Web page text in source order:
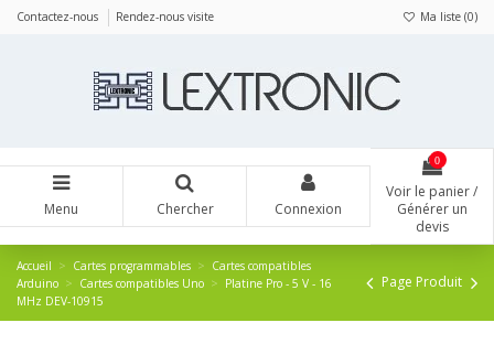
Contactez-nous Rendez-nous visite Ma liste (0)
Menu Chercher Connexion
0
Voir le panier /
Générer un
devis
Accueil Cartes programmables
Cartes compatibles
Arduino
Cartes compatibles Uno
Platine Pro - 5 V - 16
MHz DEV-10915
Page Produit
Panneau de gestion des cookies